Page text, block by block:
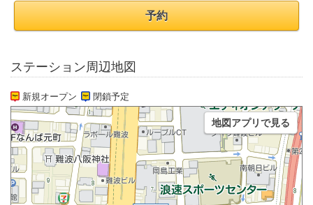
予約
ステーション周辺地図
新規オープン 閉鎖予定
地図アプリで見る